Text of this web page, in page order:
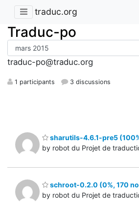
traduc.org
Traduc-po
traduc-po@traduc.org
1 participants 3 discussions
sharutils-4.6.1-pre5
by robot du Projet de
schroot-0.2.0 (0%, 170
by robot du Projet de